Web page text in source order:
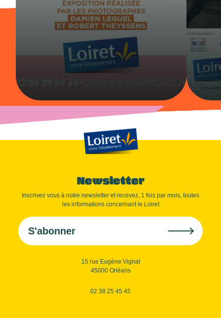
Newsletter
Inscrivez vous à notre newsletter et recevez, 1 fois par mois, toutes
les informations concernant le Loiret
S'abonner
15 rue Eugène Vignat
45000 Orléans
02 38 25 45 45